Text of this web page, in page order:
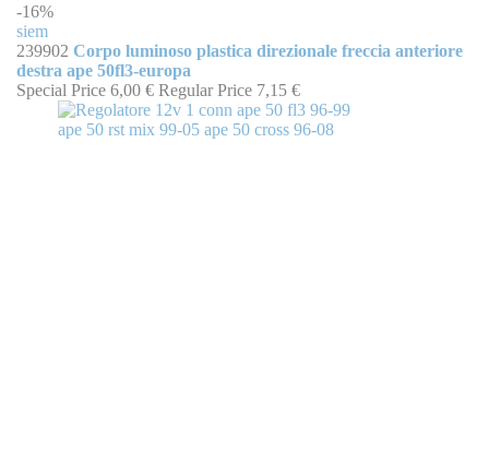
-16%
siem
239902 Corpo luminoso plastica direzionale freccia anteriore
destra ape 50fl3-europa
Special Price 6,00 € Regular Price 7,15 €